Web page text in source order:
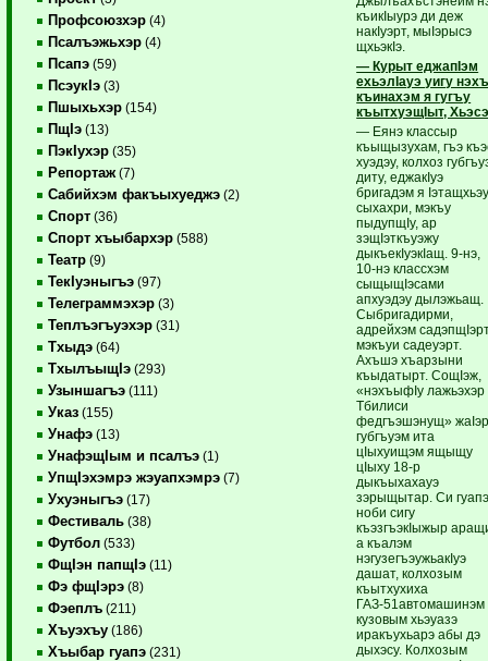
Профсоюзхэр (4)
Псалъэжьхэр (4)
Псапэ (59)
ПсэукIэ (3)
Пшыхьхэр (154)
ПщIэ (13)
ПэкIухэр (35)
Репортаж (7)
Сабийхэм факъыхуеджэ (2)
Спорт (36)
Спорт хъыбархэр (588)
Театр (9)
ТекIуэныгъэ (97)
Телеграммэхэр (3)
Теплъэгъуэхэр (31)
Тхыдэ (64)
ТхылъыщIэ (293)
Узыншагъэ (111)
Указ (155)
Унафэ (13)
УнафэщIым и псалъэ (1)
УпщIэхэмрэ жэуапхэмрэ (7)
Ухуэныгъэ (17)
Фестиваль (38)
Футбол (533)
ФщIэн папщIэ (11)
Фэ фщIэрэ (8)
Фэеплъ (211)
Хъуэхъу (186)
Хъыбар гуапэ (231)
къикIыурэ ди деж
накIуэрт, мыIэрысэ
щхьэкIэ.
— Курыт еджапIэм
ехьэлIауэ уигу
къинахэм я гугъу
къытхуэщIыт,
— Еянэ классыр
къыщызухам, гъэ
хуэдэу, колхоз
диту, еджакIуэ
бригадэм я
сыхахри, мэкъу
пыдупщIу, ар
зэщIэткъуэжу
дыкъекIуэкIащ. 9-нэ,
10-нэ классхэм
сыщыщIэсами
апхуэдэу дылэжьащ.
Сыбригадирми,
адрейхэм
мэкъуи садеуэрт.
Ахъшэ хъарзыни
къыдатырт. СощIэж,
«нэхъыфIу лажьэхэр
Тбилиси
федгъэшэнущ»
губгъуэм ита
цIыхуищэм ящыщу
цIыху 18-р
дыкъыхахауэ
зэрыщытар. Си
ноби сигу
къэзгъэкIыжыр
а къалэм
нэгузегъэужьакIуэ
дашат, колхозым
къытхухиха
ГАЗ-51автомашинэм
кузовым хьэуазэ
иракъухьарэ абы дэ
дыхэсу. Колхозым